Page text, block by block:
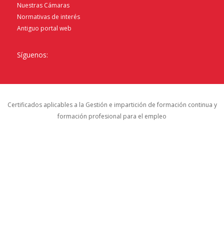
Nuestras Cámaras
Normativas de interés
Antiguo portal web
Síguenos:
Certificados aplicables a la Gestión e impartición de formación continua y
formación profesional para el empleo